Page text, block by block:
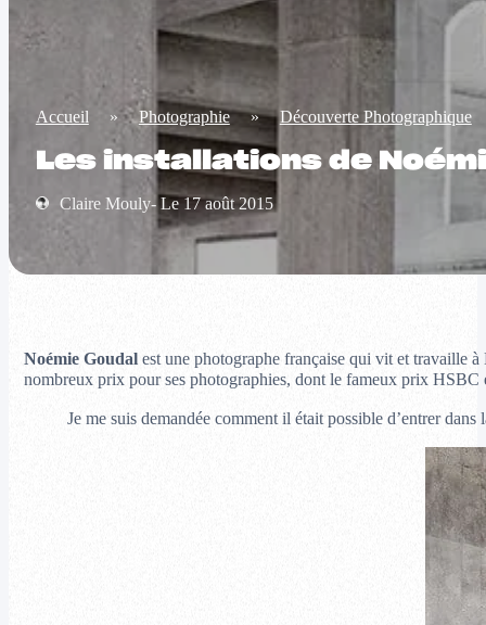
Accueil » Photographie » Découverte Photographique
Les installations de
Claire Mouly- Le 17 août 2015
Noémie Goudalest une photographe française qui vit et travaille
nombreux prix pour ses photographies, dont le fameux prix HSBC
Je me suis demandée comment il était possible d’entrer